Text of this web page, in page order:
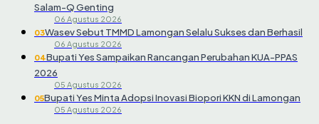
Salam-Q Genting
06 Agustus 2026
03Wasev Sebut TMMD Lamongan Selalu Sukses dan Berhasil
06 Agustus 2026
04Bupati Yes Sampaikan Rancangan Perubahan KUA-PPAS
2026
05 Agustus 2026
05Bupati Yes Minta Adopsi Inovasi Biopori KKN di Lamongan
05 Agustus 2026